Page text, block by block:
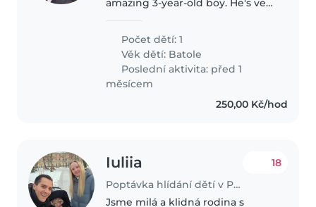
amazing 3-year-old boy. He's very
sports and stay active. I’m
looking for a flexible babysitter
who can help out on occasional..
Počet dětí: 1
Věk dětí: Batole
Poslední aktivita: před 1
měsícem
250,00 Kč/hod
Iuliia
Poptávka hlídání dětí v Praha
18
Jsme milá a klidná rodina s